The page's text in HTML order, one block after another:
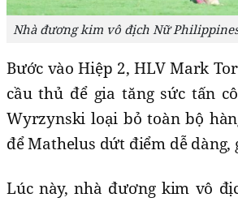
Nhà đương kim vô địch Nữ
Bước vào Hiệp 2, HLV Mark
cầu thủ để gia tăng sức tấn
Wyrzynski loại bỏ toàn bộ
để Mathelus dứt điểm dễ dàng,
Lúc này, nhà đương kim vô